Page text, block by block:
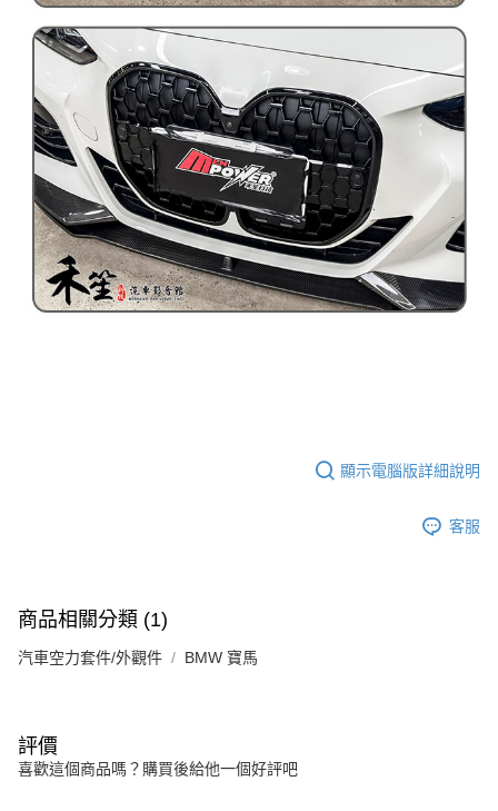
顯示電腦版詳細說明
客服
商品相關分類 (1)
汽車空力套件/外觀件 BMW 寶馬
評價
喜歡這個商品嗎？購買後給他一個好評吧